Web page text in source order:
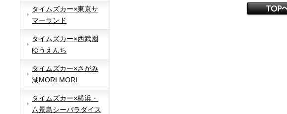
タイムズカー×東京サ
マーランド
タイムズカー×西武園
ゆうえんち
タイムズカー×さがみ
湖MORI MORI
タイムズカー×横浜・
八景島シーパラダイス